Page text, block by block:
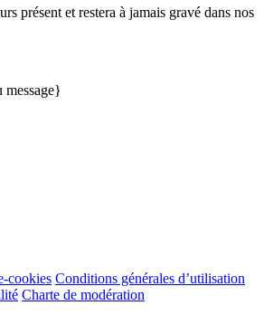
présent et restera à jamais gravé dans nos
message}
cookies Conditions générales d’utilisation
Charte de modération